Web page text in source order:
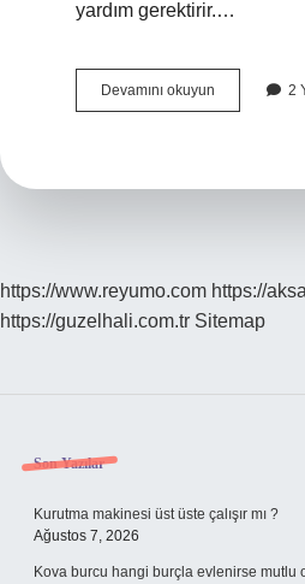
yardım gerektirir.…
Devamını okuyun Erkekler
Kaç
2
https://www.reyumo.com https://
https://guzelhali.com.tr Sitemap
Sidebar
Son Yazılar
Kurutma makinesi üst üste çalışır mı ?
Ağustos 7, 2026
Kova burcu hangi burçla evlenirse mutlu